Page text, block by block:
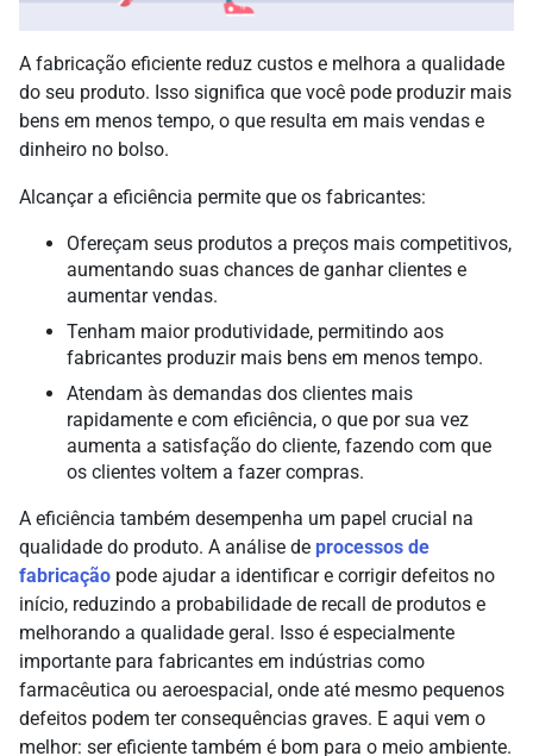
A fabricação eficiente reduz custos e melhora a qualidade
do seu produto. Isso significa que você pode produzir mais
bens em menos tempo, o que resulta em mais vendas e
dinheiro no bolso.
Alcançar a eficiência permite que os fabricantes:
Ofereçam seus produtos a preços mais competitivos,
aumentando suas chances de ganhar clientes e
aumentar vendas.
Tenham maior produtividade, permitindo aos
fabricantes produzir mais bens em menos tempo.
Atendam às demandas dos clientes mais
rapidamente e com eficiência, o que por sua vez
aumenta a satisfação do cliente, fazendo com que
os clientes voltem a fazer compras.
A eficiência também desempenha um papel crucial na
qualidade do produto. A análise de processos de
fabricação pode ajudar a identificar e corrigir defeitos no
início, reduzindo a probabilidade de recall de produtos e
melhorando a qualidade geral. Isso é especialmente
importante para fabricantes em indústrias como
farmacêutica ou aeroespacial, onde até mesmo pequenos
defeitos podem ter consequências graves. E aqui vem o
melhor: ser eficiente também é bom para o meio ambiente.